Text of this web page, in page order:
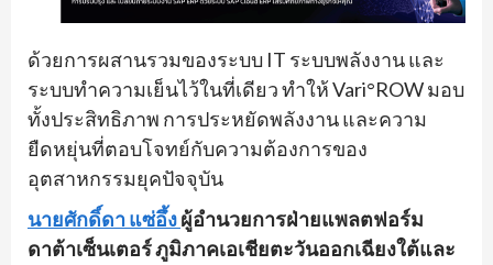
ด้วยการผสานรวมของระบบ IT ระบบพลังงาน และ
ระบบทำความเย็นไว้ในที่เดียว ทำให้ Vari°ROW มอบ
ทั้งประสิทธิภาพ การประหยัดพลังงาน และความ
ยืดหยุ่นที่ตอบโจทย์กับความต้องการของ
อุตสาหกรรมยุคปัจจุบัน
นายศักดิ์ดา แซ่อึ้งผู้อำนวยการฝ่ายแพลตฟอร์ม
ดาต้าเซ็นเตอร์ ภูมิภาคเอเชียตะวันออกเฉียงใต้และ